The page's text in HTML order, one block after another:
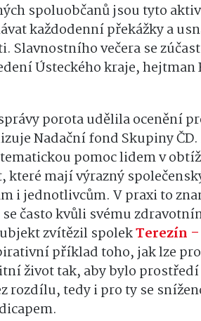
spoluobčanů jsou tyto
každodenní překážky a
Slavnostního večera se
Ústeckého kraje, hejtman
porota udělila ocenění
Nadační fond Skupiny
pomoc lidem v
mají výrazný
i jednotlivcům. V praxi to
často kvůli svému
zvítězil spolekTerezín
příklad toho, jak lze
život tak, aby bylo prostředí
rozdílu, tedy i pro ty se